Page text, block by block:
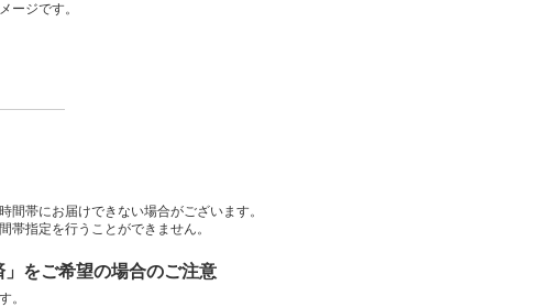
ージです。
帯にお届けできない場合がございます。
指定を行うことができません。
」をご希望の場合のご注意
。